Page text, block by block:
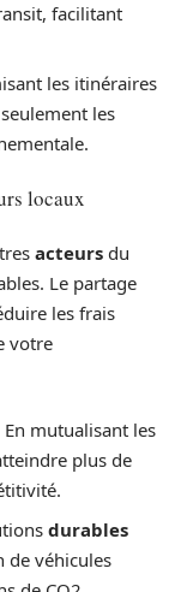
facilitant
les itinéraires
les
locaux
acteurs du
Le partage
les frais
votre
En mutualisant les
plus de
durables
de véhicules